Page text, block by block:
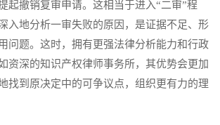
起撤销复审申请。这相当于进入“二审”程
入地分析一审失败的原因，是证据不足、形
问题。这时，拥有更强法律分析能力和行政
资深的知识产权律师事务所，其优势会更加
找到原决定中的可争议点，组织更有力的理